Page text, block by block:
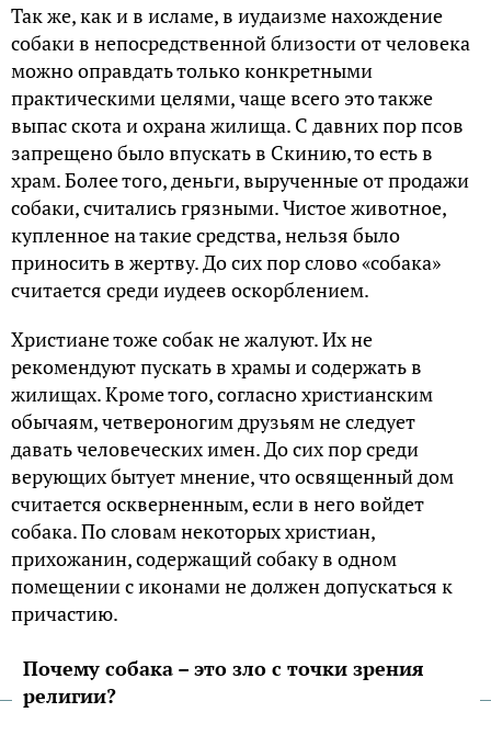
Так же, как и в исламе, в иудаизме нахождение
собаки в непосредственной близости от человека
можно оправдать только конкретными
практическими целями, чаще всего это также
выпас скота и охрана жилища. С давних пор псов
запрещено было впускать в Скинию, то есть в
храм. Более того, деньги, вырученные от продажи
собаки, считались грязными. Чистое животное,
купленное на такие средства, нельзя было
приносить в жертву. До сих пор слово «собака»
считается среди иудеев оскорблением.
Христиане тоже собак не жалуют. Их не
рекомендуют пускать в храмы и содержать в
жилищах. Кроме того, согласно христианским
обычаям, четвероногим друзьям не следует
давать человеческих имен. До сих пор среди
верующих бытует мнение, что освященный дом
считается оскверненным, если в него войдет
собака. По словам некоторых христиан,
прихожанин, содержащий собаку в одном
помещении с иконами не должен допускаться к
причастию.
Почему собака – это зло с точки зрения
религии?